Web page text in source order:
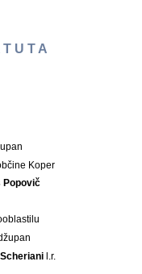
U T A
Koper
Popovič
l.r.